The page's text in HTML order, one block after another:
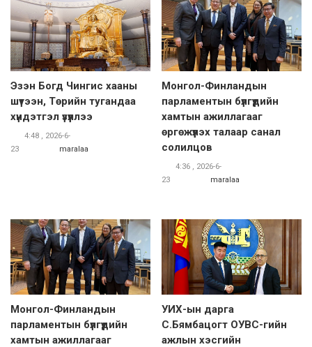
Эзэн Богд Чингис хааны
шүтээн, Төрийн тугандаа
хүндэтгэл үзүүллээ
4:48 , 2026-6-
23
maralaa
Монгол-Финландын
парламентын бүлгүүдийн
хамтын ажиллагааг
өргөжүүлэх талаар санал
солилцов
4:36 , 2026-6-
23
maralaa
Монгол-Финландын
парламентын бүлгүүдийн
хамтын ажиллагааг
УИХ-ын дарга
С.Бямбацогт ОУВС-гийн
ажлын хэсгийн